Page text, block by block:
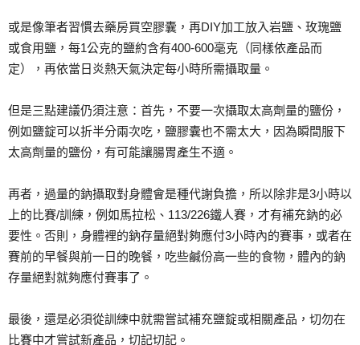
或是像筆者習慣去藥房買空膠囊，再DIY加工放入岩鹽、玫瑰鹽
或食用鹽，每1公克的鹽約含有400-600毫克（同樣依產品而
定），再依當日炎熱天氣決定每小時所需攝取量。
但是三點建議仍須注意：首先，不要一次攝取太高劑量的鹽份，
例如鹽錠可以折半分兩次吃，鹽膠囊也不需太大，因為瞬間服下
太高劑量的鹽份，有可能讓腸胃產生不適。
再者，過量的鈉攝取對身體會是種代謝負擔，所以除非是3小時以
上的比賽/訓練，例如馬拉松、113/226鐵人賽，才有補充鈉的必
要性。否則，身體裡的鈉存量絕對夠應付3小時內的賽事，或者在
賽前的早餐與前一日的晚餐，吃些鹹份高一些的食物，體內的鈉
存量絕對就夠應付賽事了。
最後，還是必須從訓練中就需嘗試補充鹽錠或相關產品，切勿在
比賽中才嘗試新產品，切記切記。